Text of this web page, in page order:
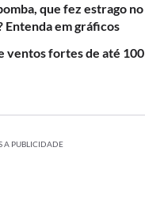
que fez estrago no
Entenda em gráficos
ventos fortes de até 100
A PUBLICIDADE